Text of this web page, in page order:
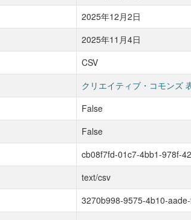
2025年12月2日
2025年11月4日
CSV
クリエイティブ・コモンズ
False
False
cb08f7fd-01c7-4bb1-978f-
text/csv
3270b998-9575-4b10-